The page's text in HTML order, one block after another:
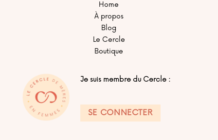
Home
À propos
Blog
Le Cercle
Boutique
Je suis membre du Cercle :
SE CONNECTER